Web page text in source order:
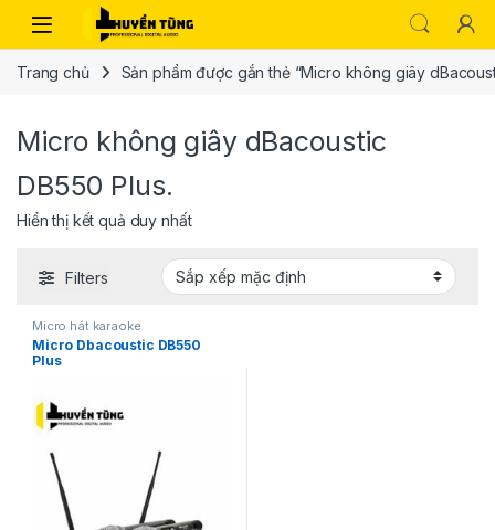
Trang chủ Sản phẩm được gắn thẻ “Micro không giây
Micro không giây dBacoustic
DB550 Plus.
Hiển thị kết quả duy nhất
Filters
Micro hát karaoke
Micro Dbacoustic DB550
Plus